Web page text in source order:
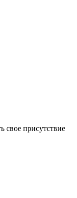
свое присутствие